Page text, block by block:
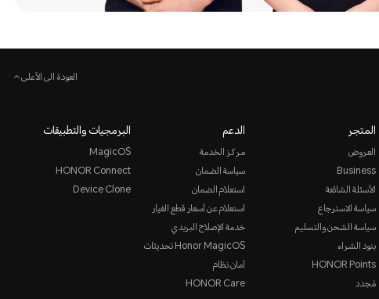
العودة الى الأعلى
المتجر
العروض
Business
الأسئلة الشائعة
سياسة الاسترجاع
سياسة الشحن والتسليم
بنود الشراء
HONOR Points
مُجدد
الدعم
مركز الخدمة
سياسة الضمان
استعلام الضمان
استعلام عن أسعار قطع الغيار
خدمة الإصلاح البريدي
Honor MagicOS تحديثات
أمان نظام
HONOR Care
البرمجيات والتطبيقات
MagicOS
HONOR Connect
Device Clone